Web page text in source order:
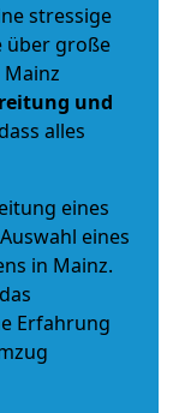
stressige
über große
und
alles
eines
eines
in Mainz.
Erfahrung